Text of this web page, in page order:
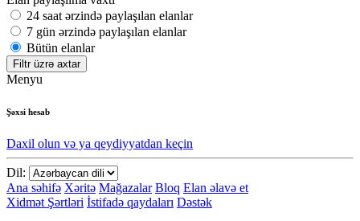
24 saat ərzində paylaşılan elanlar
7 gün ərzində paylaşılan elanlar
Bütün elanlar
Filtr üzrə axtar
Menyu
Şəxsi hesab
Daxil olun və ya qeydiyyatdan keçin
Dil:
Ana səhifə Xəritə Mağazalar Bloq Elan əlavə et
Xidmət Şərtləri İstifadə qaydaları Dəstək